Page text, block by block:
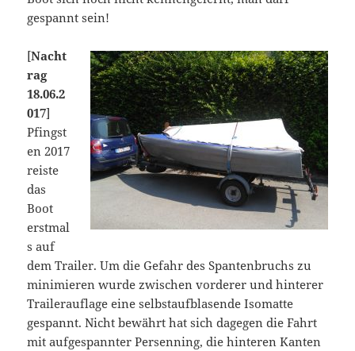
gespannt sein!
[Nacht
rag
18.06.2
017]
Pfingst
en 2017
reiste
das
Boot
erstmal
s auf
dem Trailer. Um die Gefahr des Spantenbruchs zu
minimieren wurde zwischen vorderer und hinterer
Trailerauflage eine selbstaufblasende Isomatte
gespannt. Nicht bewährt hat sich dagegen die Fahrt
mit aufgespannter Persenning, die hinteren Kanten